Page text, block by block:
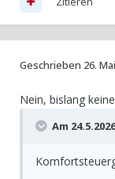
Geschrieben 26. Mai
Nein, bislang keine
Am